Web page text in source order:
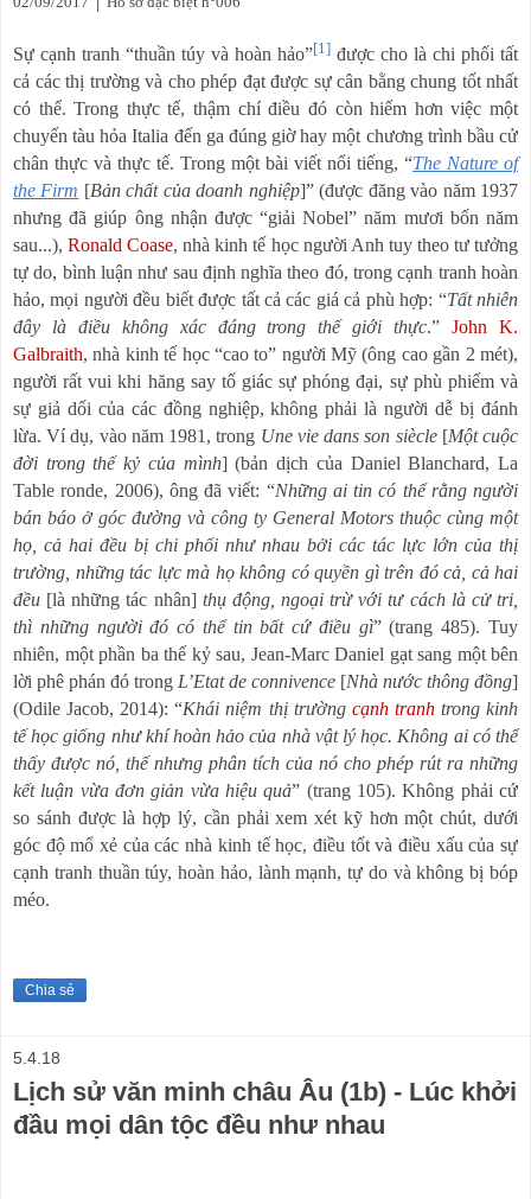
Sự cạnh tranh “thuần túy và hoàn hảo”[1] được cho là chi phối tất
cả các thị trường và cho phép đạt được sự cân bằng chung tốt nhất
có thể. Trong thực tế, thậm chí điều đó còn hiếm hơn việc một
chuyến tàu hỏa Italia đến ga đúng giờ hay một chương trình bầu cử
chân thực và thực tế. Trong một bài viết nổi tiếng, “The Nature of
the Firm [Bản chất của doanh nghiệp]” (được đăng vào năm 1937
nhưng đã giúp ông nhận được “giải Nobel” năm mươi bốn năm
sau...),Ronald Coase, nhà kinh tế học người Anh tuy theo tư tưởng
tự do, bình luận như sau định nghĩa theo đó, trong cạnh tranh hoàn
hảo, mọi người đều biết được tất cả các giá cả phù hợp: “Tất nhiên
đây là điều không xác đáng trong thế giới thực.”John K.
Galbraith, nhà kinh tế học “cao to” người Mỹ (ông cao gần 2 mét),
người rất vui khi hăng say tố giác sự phóng đại, sự phù phiếm và
sự giả dối của các đồng nghiệp, không phải là người dễ bị đánh
lừa. Ví dụ, vào năm 1981, trong Une vie dans son siècle[Một cuộc
đời trong thế kỷ của mình](bản dịch của Daniel Blanchard,La
Table ronde, 2006), ông đã viết: “Những ai tin có thể rằng người
bán báo ở góc đường và công ty General Motors thuộc cùng một
họ, cả hai đều bị chi phối như nhau bởi các tác lực lớn của thị
trường, những tác lực mà họ không có quyền gì trên đó cả, cả hai
đều [là những tác nhân] thụ động, ngoại trừ với tư cách là cử tri,
thì những người đó có thể tin bất cứ điều gì” (trang 485). Tuy
nhiên, một phần ba thế kỷ sau, Jean-Marc Daniel gạt sang một bên
lời phê phán đó trong L’Etat de connivence [Nhà nước thông đồng]
(Odile Jacob, 2014): “Khái niệm thị trường cạnh tranh trong kinh
tế học giống như khí hoàn hảo của nhà vật lý học. Không ai có thể
thấy được nó, thế nhưng phân tích của nó cho phép rút ra những
kết luận vừa đơn giản vừa hiệu quả” (trang 105). Không phải cứ
so sánh được là hợp lý, cần phải xem xét kỹ hơn một chút, dưới
góc độ mổ xẻ của các nhà kinh tế học, điều tốt và điều xấu của sự
cạnh tranh thuần túy, hoàn hảo, lành mạnh, tự do và không bị bóp
méo.
Chia sẻ
5.4.18
Lịch sử văn minh châu Âu (1b) - Lúc khởi
đầu mọi dân tộc đều như nhau